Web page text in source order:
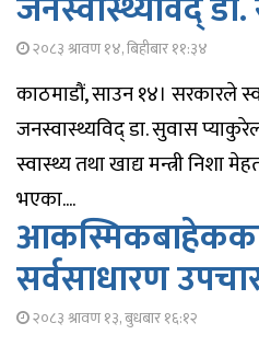
२०८३ श्रावण १४, बिहीबार ११:३४
काठमाडौं, साउन १४। सरकारले
जनस्वास्थ्यविद् डा. सुवास
स्वास्थ्य तथा खाद्य मन्त्री निशा
भएका....
आकस्मिकबाहेकका
सर्वसाधारण
२०८३ श्रावण १३, बुधबार १६:१२